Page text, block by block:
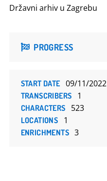
Državni arhiv u Zagrebu
PROGRESS
START DATE 09/11/2022
TRANSCRIBERS 1
CHARACTERS 523
LOCATIONS 1
ENRICHMENTS 3